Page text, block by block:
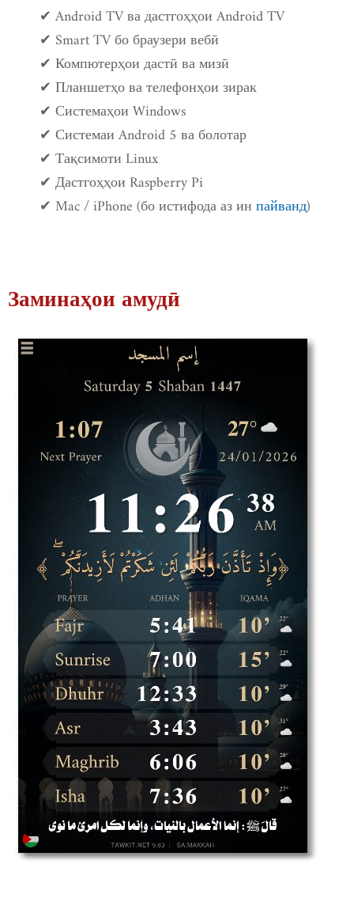
✔ Android TV ва дастгоҳҳои Android TV
✔ Smart TV бо браузери вебӣ
✔ Компютерҳои дастӣ ва мизӣ
✔ Планшетҳо ва телефонҳои зирак
✔ Системаҳои Windows
✔ Системаи Android 5 ва болотар
✔ Тақсимоти Linux
✔ Дастгоҳҳои Raspberry Pi
✔ Mac / iPhone (бо истифода аз инпайванд)
Заминаҳои амудӣ